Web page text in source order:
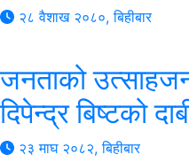
२८ वैशाख २०८०, बिहीबार
जनताको
दिपेन्द्र बिष्टको
२३ माघ २०८२, बिहीबार